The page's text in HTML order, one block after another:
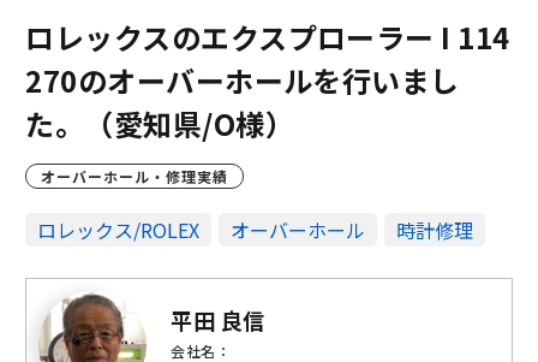
ロレックスのエクスプローラー I 114
270のオーバーホールを行いまし
た。（愛知県/O様）
オーバーホール・修理実績
ロレックス/ROLEX オーバーホール 時計修理
平田 良信
会社名：